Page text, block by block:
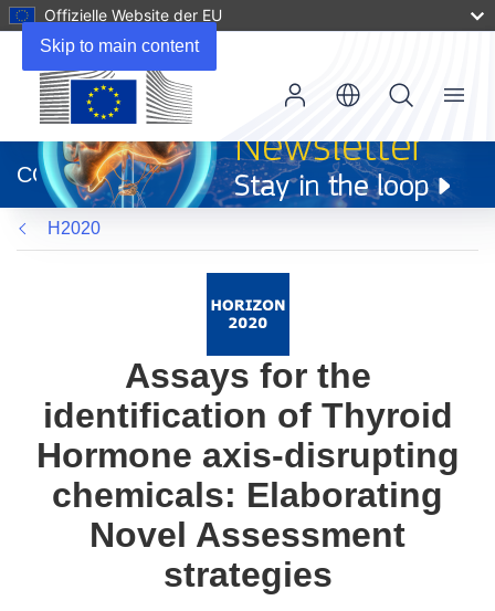
Skip to main content
Offizielle Website der EU
neuem
Fenster)
CORDIS
Menu
H2020
Assays for the
identification of Thyroid
Hormone axis-disrupting
chemicals: Elaborating
Novel Assessment
strategies